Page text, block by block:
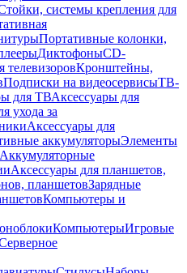
системы крепления для
Портативные колонки,
ДиктофоныCD-
телевизоровКронштейны,
Подписки на видеосервисыТВ-
для ТВАксессуары для
ухода за
Аксессуары для
аккумуляторыЭлементы
Аккумуляторные
Аксессуары для планшетов,
планшетовЗарядные
Компьютеры и
КомпьютерыИгровые